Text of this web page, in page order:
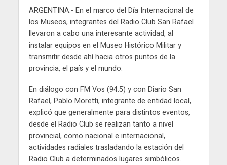
ARGENTINA.- En el marco del Día Internacional de
los Museos, integrantes del Radio Club San Rafael
llevaron a cabo una interesante actividad, al
instalar equipos en el Museo Histórico Militar y
transmitir desde ahí hacia otros puntos de la
provincia, el país y el mundo.
En diálogo con FM Vos (94.5) y con Diario San
Rafael, Pablo Moretti, integrante de entidad local,
explicó que generalmente para distintos eventos,
desde el Radio Club se realizan tanto a nivel
provincial, como nacional e internacional,
actividades radiales trasladando la estación del
Radio Club a determinados lugares simbólicos.